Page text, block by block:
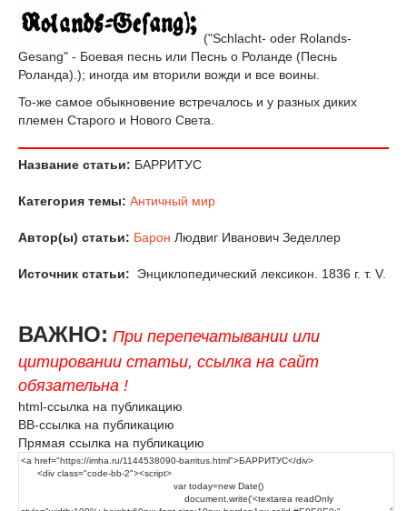
("Schlacht- oder Rolands-
Gesang" - Боевая песнь или Песнь о Роланде (Песнь
Роланда).); иногда им вторили вожди и все воины.
To-же самое обыкновение встречалось и у разных диких
племен Старого и Нового Света.
Название статьи: БАРРИТУС
Категория темы: Античный мир
Автор(ы) статьи: Барон Людвиг Иванович Зеделлер
Источник статьи: Энциклопедический лексикон. 1836 г. т. V.
ВАЖНО: При перепечатывании или
цитировании статьи, ссылка на сайт
обязательна !
html-ссылка на публикацию
BB-ссылка на публикацию
Прямая ссылка на публикацию